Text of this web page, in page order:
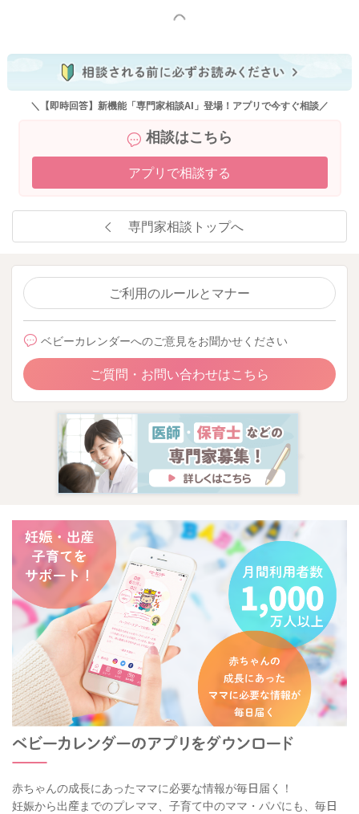
もっと見る
＼【即時回答】新機能「専門家相談AI」登場！アプリで今すぐ相談／
相談はこちら
アプリで相談する
専門家相談トップへ
ご利用のルールとマナー
ベビーカレンダーへのご意見をお聞かせください
ご質問・お問い合わせはこちら
赤ちゃんの成長にあったママに必要な情報が毎日届く！
妊娠から出産までのプレママ、子育て中のママ・パパにも、毎日